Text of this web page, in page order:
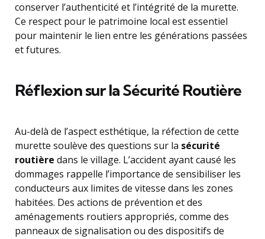
conserver l’authenticité et l’intégrité de la murette.
Ce respect pour le patrimoine local est essentiel
pour maintenir le lien entre les générations passées
et futures.
Réflexion sur la Sécurité Routière
Au-delà de l’aspect esthétique, la réfection de cette
murette soulève des questions sur la sécurité
routière dans le village. L’accident ayant causé les
dommages rappelle l’importance de sensibiliser les
conducteurs aux limites de vitesse dans les zones
habitées. Des actions de prévention et des
aménagements routiers appropriés, comme des
panneaux de signalisation ou des dispositifs de